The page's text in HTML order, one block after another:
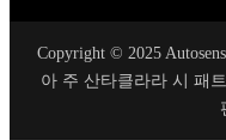
Copyright © 2025
아 주 산타클라라 시 패